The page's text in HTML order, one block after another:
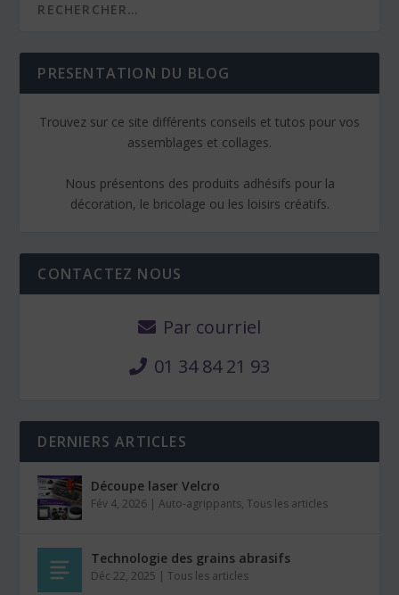
PRESENTATION DU BLOG
Trouvez sur ce site différents conseils et tutos pour vos
assemblages et collages.
Nous présentons des produits adhésifs pour la
décoration, le bricolage ou les loisirs créatifs.
CONTACTEZ NOUS
Par courriel
01 34 84 21 93
DERNIERS ARTICLES
Découpe laser Velcro
Fév 4, 2026 |Auto-agrippants,Tous les articles
Technologie des grains abrasifs
Déc 22, 2025 |Tous les articles